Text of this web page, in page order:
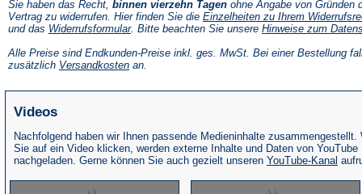
Sie haben das Recht, binnen vierzehn Tagen ohne Angabe von Gründen
Vertrag zu widerrufen. Hier finden Sie die Einzelheiten zu Ihrem
und das Widerrufsformular(Öffnet
einem
neuen
. Bitte beachten Sie unsere Hinweise zum
Alle Preise sind Endkunden-Preise inkl. ges. MwSt. Bei einer Bestellung
zusätzlich Versandkosten(Öffnet
an.
Videos
Nachfolgend haben wir Ihnen passende Medieninhalte zusammengestellt.
Sie auf ein Video klicken, werden externe Inhalte und Daten von YouTube
nachgeladen. Gerne können Sie auch gezielt unseren YouTube-Kanal